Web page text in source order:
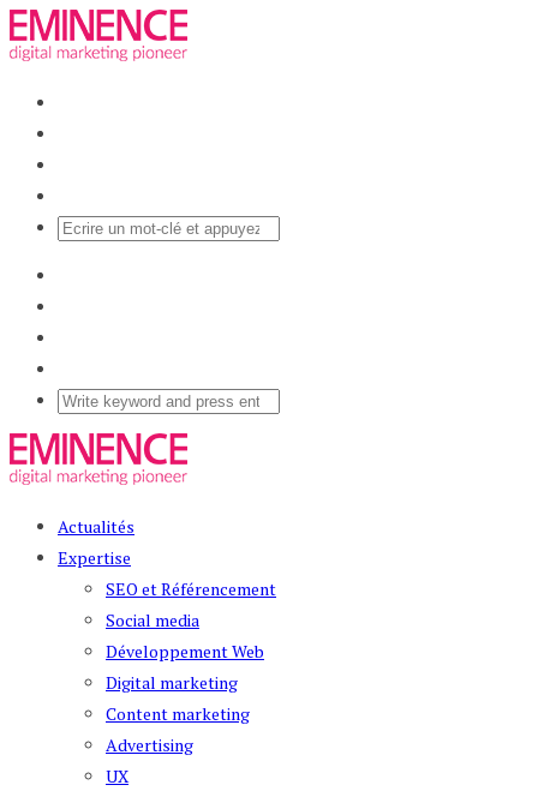
Actualités
Expertise
SEO et Référencement
Social media
Développement Web
Digital marketing
Content marketing
Advertising
UX